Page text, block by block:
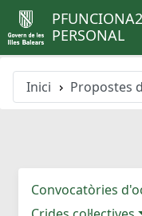
PERSONAL
Inici Propostes
Convocatòries